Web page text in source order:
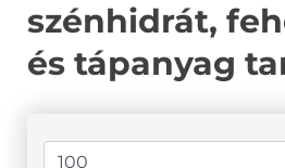
szénhidrát,
és tápanyag